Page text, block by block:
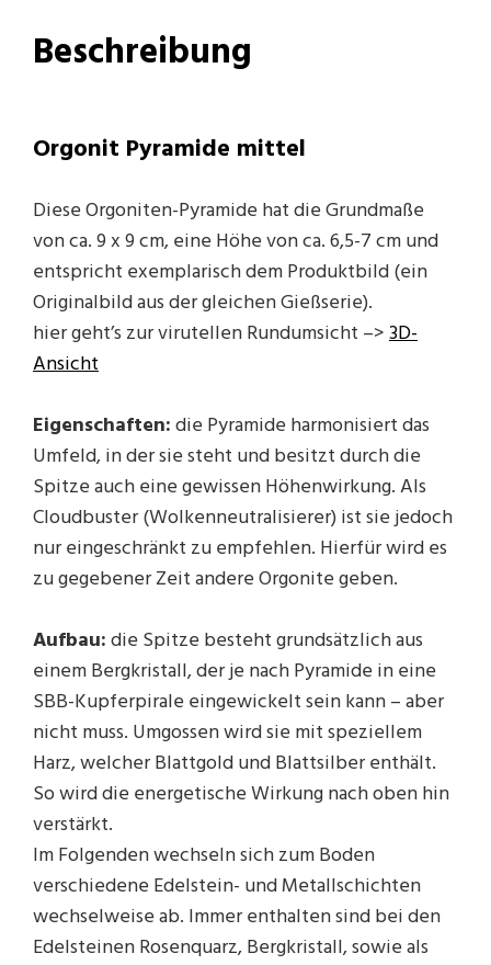
Beschreibung
Orgonit Pyramide mittel
Diese Orgoniten-Pyramide hat die Grundmaße
von ca. 9 x 9 cm, eine Höhe von ca. 6,5-7 cm und
entspricht exemplarisch dem Produktbild (ein
Originalbild aus der gleichen Gießserie).
hier geht’s zur virutellen Rundumsicht –>3D-
Ansicht
Eigenschaften:die Pyramide harmonisiert das
Umfeld, in der sie steht und besitzt durch die
Spitze auch eine gewissen Höhenwirkung. Als
Cloudbuster (Wolkenneutralisierer) ist sie jedoch
nur eingeschränkt zu empfehlen. Hierfür wird es
zu gegebener Zeit andere Orgonite geben.
Aufbau:die Spitze besteht grundsätzlich aus
einem Bergkristall, der je nach Pyramide in eine
SBB-Kupferpirale eingewickelt sein kann – aber
nicht muss. Umgossen wird sie mit speziellem
Harz, welcher Blattgold und Blattsilber enthält.
So wird die energetische Wirkung nach oben hin
verstärkt.
Im Folgenden wechseln sich zum Boden
verschiedene Edelstein- und Metallschichten
wechselweise ab. Immer enthalten sind bei den
Edelsteinen Rosenquarz, Bergkristall, sowie als